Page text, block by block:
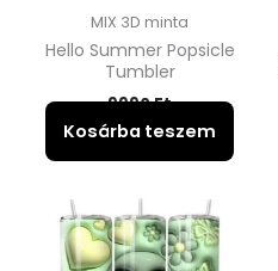
MIX 3D minta
Hello Summer Popsicle
Tumbler
9990Ft
Kosárba teszem